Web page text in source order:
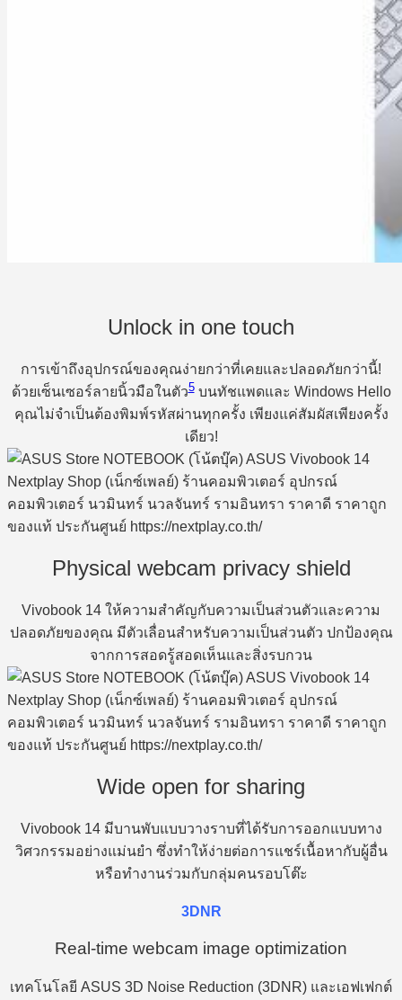
Unlock in one touch
การเข้าถึงอุปกรณ์ของคุณง่ายกว่าที่เคยและปลอดภัยกว่านี้!
ด้วยเซ็นเซอร์ลายนิ้วมือในตัว5บนทัชแพดและ Windows Hello
คุณไม่จำเป็นต้องพิมพ์รหัสผ่านทุกครั้ง เพียงแค่สัมผัสเพียงครั้ง
เดียว!
Physical webcam privacy shield
Vivobook 14 ให้ความสำคัญกับความเป็นส่วนตัวและความ
ปลอดภัยของคุณ มีตัวเลื่อนสำหรับความเป็นส่วนตัว ปกป้องคุณ
จากการสอดรู้สอดเห็นและสิ่งรบกวน
Wide open for sharing
Vivobook 14 มีบานพับแบบวางราบที่ได้รับการออกแบบทาง
วิศวกรรมอย่างแม่นยำ ซึ่งทำให้ง่ายต่อการแชร์เนื้อหากับผู้อื่น
หรือทำงานร่วมกับกลุ่มคนรอบโต๊ะ
3DNR
Real-time webcam image optimization
เทคโนโลยี ASUS 3D Noise Reduction (3DNR) และเอฟเฟกต์